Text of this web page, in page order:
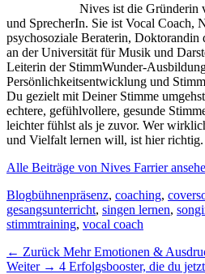
Nives ist die Gründerin
und SprecherIn. Sie ist Vocal Coach,
psychosoziale Beraterin, Doktorandin
an der Universität für Musik und
Leiterin der StimmWunder-
Persönlichkeitsentwicklung und
Du gezielt mit Deiner Stimme
echtere, gefühlvollere, gesunde
leichter fühlst als je zuvor. Wer
und Vielfalt lernen will, ist hier richtig.
Alle Beiträge von Nives Farrier
Kategorien
BlogSchlagworte
bühnenpräsenz, coaching,
gesangsunterricht, singen lernen,
stimmtraining, vocal coach
Beitragsnavigation
← Zurück Vorheriger
Beitrag:
Mehr Emotionen &
Weiter → Nächster
4 Erfolgsbooster, die du